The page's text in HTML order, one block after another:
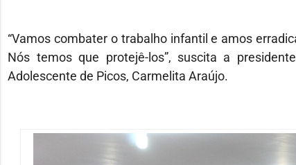
“Vamos combater o trabalho infantil e amos
Nós temos que protejê-los”, suscita a
Adolescente de Picos, Carmelita Araújo.